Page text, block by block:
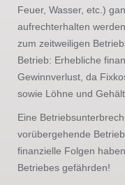
Feuer, Wasser, etc.)
aufrechterhalten
zum zeitweiligen
Betrieb: Erhebliche
Gewinnverlust, da
sowie Löhne und
Eine
vorübergehende
finanzielle Folgen
Betriebes gefährden!